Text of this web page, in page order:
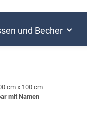
und Becher
cm x 100 cm
mit Namen